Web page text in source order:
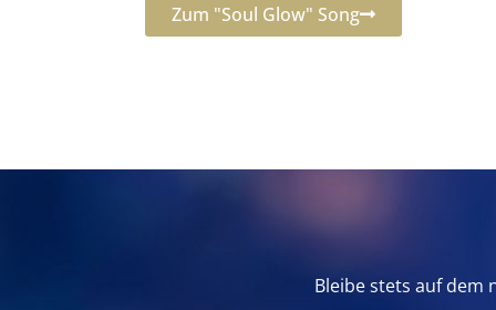
Zum "Soul Glow" Song
Bleibe stets auf dem